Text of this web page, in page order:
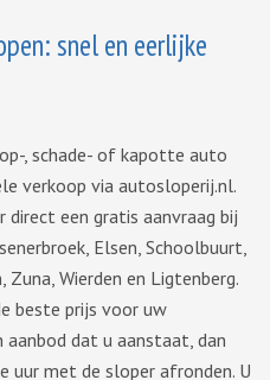
snel en eerlijke
, schade- of kapotte auto
verkoop via autosloperij.nl.
een gratis aanvraag bij
Elsen, Schoolbuurt,
Zuna, Wierden en Ligtenberg.
beste prijs voor uw
aanbod dat u aanstaat, dan
uur met de sloper afronden. U